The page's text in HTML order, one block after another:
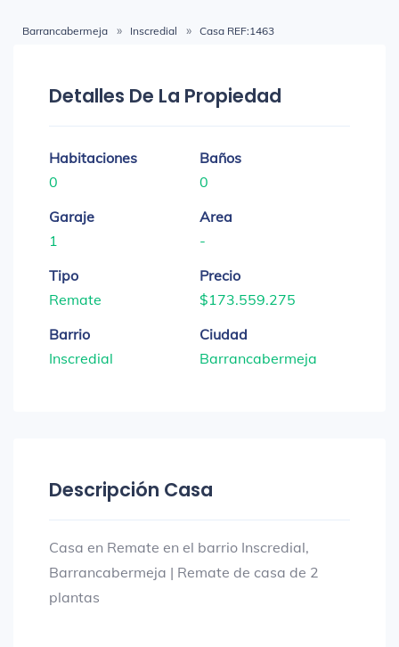
Barrancabermeja Inscredial Casa REF:1463
Detalles De La Propiedad
Habitaciones
0
Baños
0
Garaje
1
Area
-
Tipo
Remate
Precio
$173.559.275
Barrio
Inscredial
Ciudad
Barrancabermeja
Descripción Casa
Casa en Remate en el barrio Inscredial,
Barrancabermeja | Remate de casa de 2
plantas